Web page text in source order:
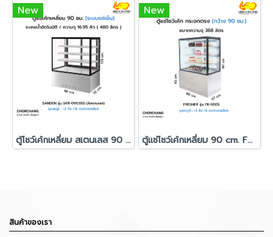
New
ตู้โชว์เค้กเหลี่ยม สเตนเลส 90 ซม. SANDEN รุ่น SKR-0903SG
New
ตู้แช่โชว์เค้กเหลี่ยม 90 cm. FRESHER รุ่น FR-900S
สินค้าของเรา